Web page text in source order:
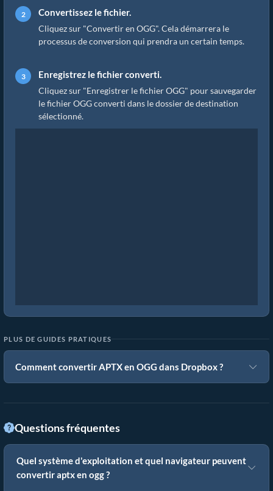
Convertissez le fichier.
Cliquez sur "Convertir en OGG". Cela démarrera le
processus de conversion qui prendra un certain temps.
Enregistrez le fichier converti.
Cliquez sur "Enregistrer le fichier OGG" pour sauvegarder
le fichier OGG converti dans le dossier de destination
sélectionné.
PLUS DE GUIDES PRATIQUES
Comment convertir APTX en OGG dans Dropbox ?
Questions fréquentes
Quel système d'exploitation et quel navigateur peuvent
convertir aptx en ogg ?